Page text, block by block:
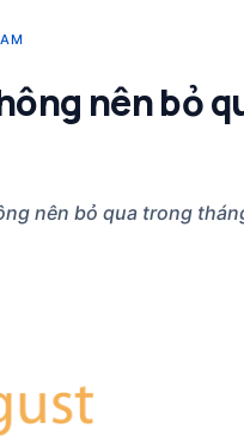
nên bỏ
nên bỏ qua trong